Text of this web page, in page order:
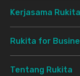
Kerjasama Rukita
Rukita for
Tentang Rukita